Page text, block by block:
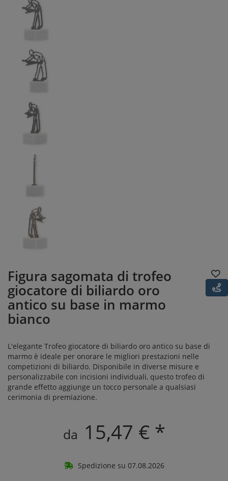
Figura sagomata di trofeo
giocatore di biliardo oro
antico su base in marmo
bianco
L'elegante Trofeo giocatore di biliardo oro antico su base di
marmo è ideale per onorare le migliori prestazioni nelle
competizioni di biliardo. Disponibile in diverse misure e
personalizzabile con incisioni individuali, questo trofeo di
grande effetto aggiunge un tocco personale a qualsiasi
cerimonia di premiazione.
da 15,47 € *
Spedizione su 07.08.2026